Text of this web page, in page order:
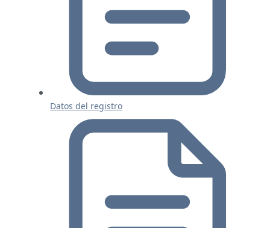
Datos del registro